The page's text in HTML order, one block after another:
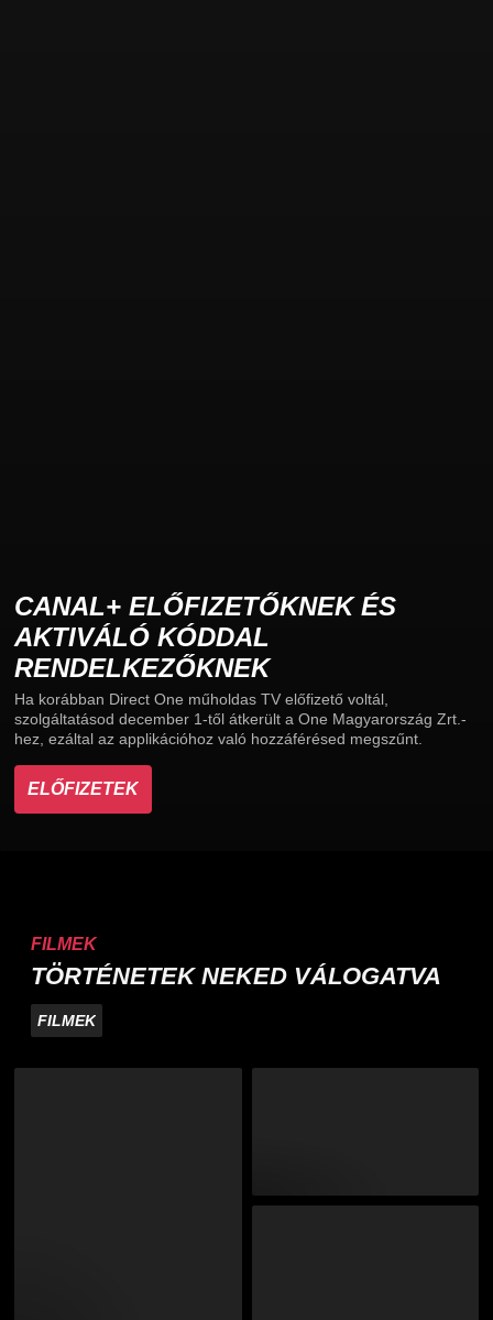
CANAL+ ELŐFIZETŐKNEK ÉS
AKTIVÁLÓ KÓDDAL
RENDELKEZŐKNEK
Ha korábban Direct One műholdas TV előfizető voltál,
szolgáltatásod december 1-től átkerült a One Magyarország Zrt.-
hez, ezáltal az applikációhoz való hozzáférésed megszűnt.
ELŐFIZETEK
FILMEK
TÖRTÉNETEK NEKED VÁLOGATVA
FILMEK